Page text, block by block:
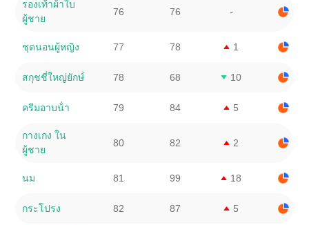
รองเท้าผ้าใบ
ผู้ชาย
76 76 -
ชุดนอนผู้หญิง 77 78 1
สกุชชี่ใหญ่ยักษ์ 78 68 10
ครีมอาบน้ํา 79 84 5
กางเกง ใน
ผู้ชาย
80 82 2
นม 81 99 18
กระโปรง 82 87 5